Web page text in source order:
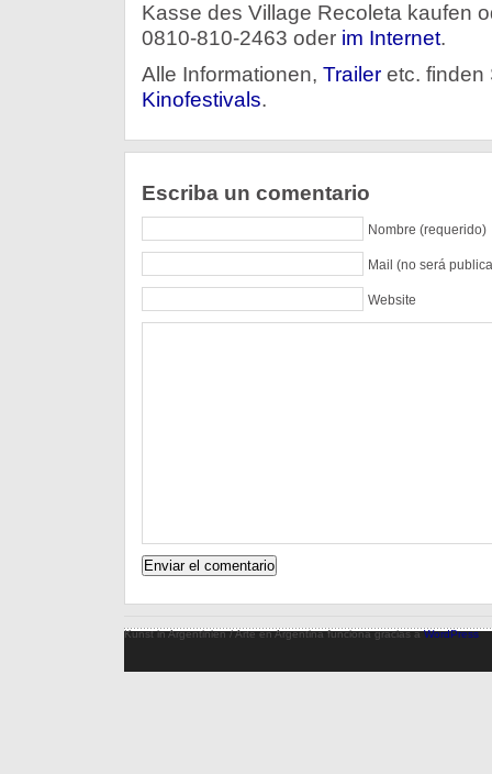
Kasse des Village Recoleta kaufen
0810-810-2463 oder im Internet.
Alle Informationen, Traileretc. finden
Kinofestivals.
Escriba un comentario
Nombre (requerido)
Mail (no será
Website
Kunst in Argentinien / Arte en Argentina funciona gracias aWordPress